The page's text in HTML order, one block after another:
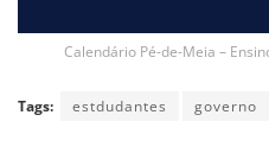
Calendário Pé-de-Meia –
Tags: estdudantes governo